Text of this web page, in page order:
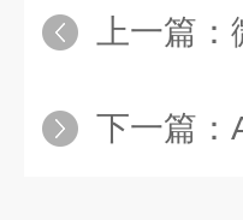
上一篇：
下一篇：